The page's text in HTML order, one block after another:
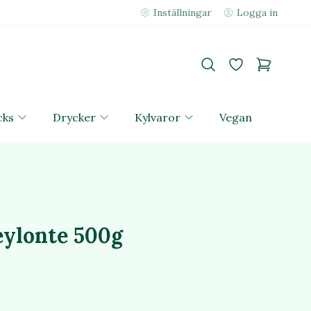
Inställningar Logga in
Drycker Kylvaror Vegan
500g